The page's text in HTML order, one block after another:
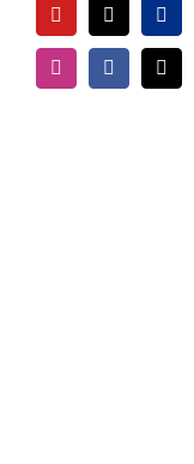
YouTubeTiktok
InstagramFacebook
E-
Mail